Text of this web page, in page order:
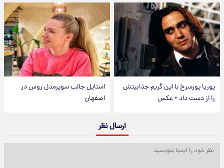
پوریا پورسرخ با این گریم جذابیتش
را از دست داد + عکس
استایل جالب سوپرمدل روس در
اصفهان
ارسال نظر